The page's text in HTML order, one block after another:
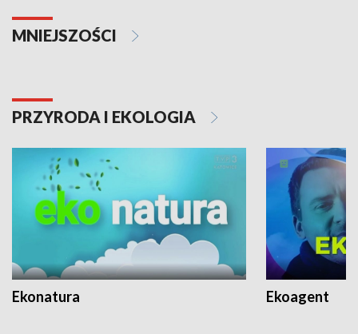
MNIEJSZOŚCI
PRZYRODA I EKOLOGIA
Ekonatura Ekoagent